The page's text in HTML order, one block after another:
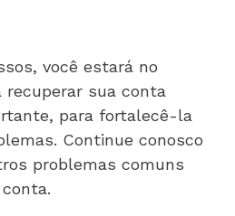
você estará no
recuperar sua conta
para fortalecê-la
Continue conosco
problemas comuns